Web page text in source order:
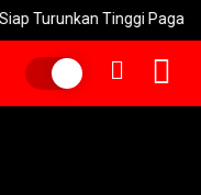
Tinggi Pagar Mal